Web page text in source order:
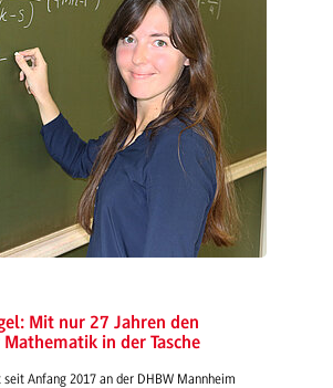
Mit nur 27 Jahren den
in der Tasche
Anfang 2017 an der DHBW Mannheim